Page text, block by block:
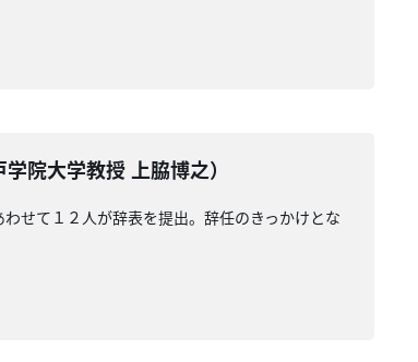
院大学教授 上脇博之）
せて１２人が辞表を提出。辞任のきっかけとな